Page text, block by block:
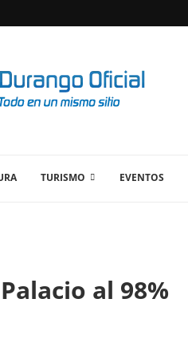
en Durango,...
TURISMO EVENTOS
al 98%